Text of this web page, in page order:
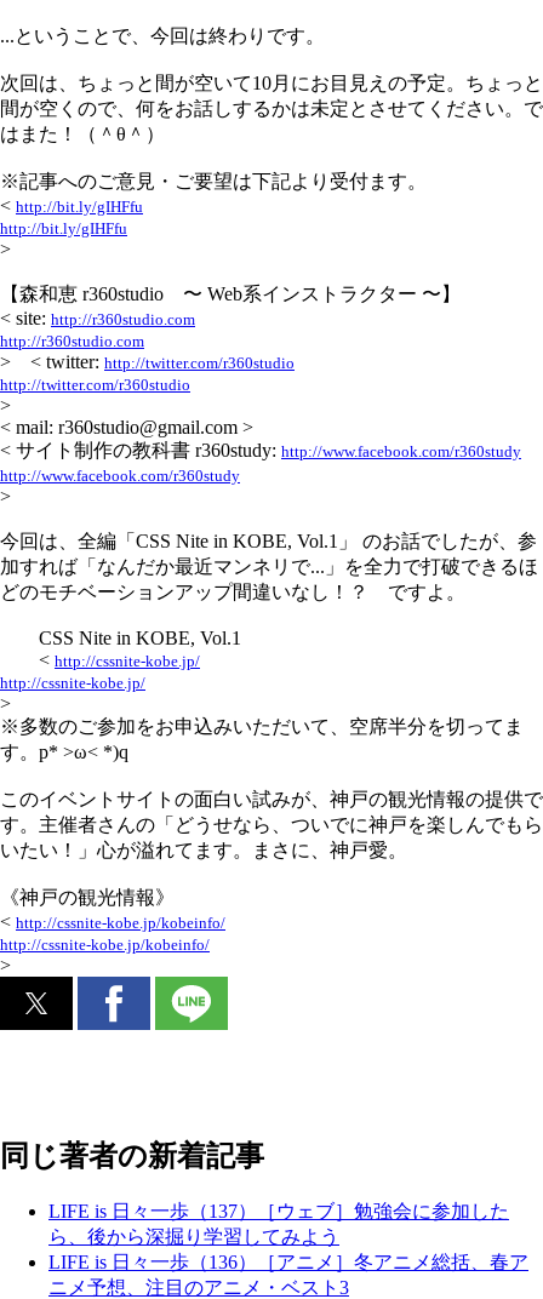
...ということで、今回は終わりです。
次回は、ちょっと間が空いて10月にお目見えの予定。ちょっと
間が空くので、何をお話しするかは未定とさせてください。で
はまた！（＾θ＾）
※記事へのご意見・ご要望は下記より受付ます。
< http://bit.ly/gIHFfu
http://bit.ly/gIHFfu
>
【森和恵 r360studio 〜 Web系インストラクター 〜】
< site: http://r360studio.com
http://r360studio.com
> < twitter: http://twitter.com/r360studio
http://twitter.com/r360studio
>
< mail: r360studio@gmail.com >
< サイト制作の教科書 r360study: http://www.facebook.com/r360study
http://www.facebook.com/r360study
>
今回は、全編「CSS Nite in KOBE, Vol.1」 のお話でしたが、参
加すれば「なんだか最近マンネリで...」を全力で打破できるほ
どのモチベーションアップ間違いなし！？ ですよ。
CSS Nite in KOBE, Vol.1
< http://cssnite-kobe.jp/
http://cssnite-kobe.jp/
>
※多数のご参加をお申込みいただいて、空席半分を切ってま
す。p* >ω< *)q
このイベントサイトの面白い試みが、神戸の観光情報の提供で
す。主催者さんの「どうせなら、ついでに神戸を楽しんでもら
いたい！」心が溢れてます。まさに、神戸愛。
《神戸の観光情報》
< http://cssnite-kobe.jp/kobeinfo/
http://cssnite-kobe.jp/kobeinfo/
>
同じ著者の新着記事
LIFE is 日々一歩（137）［ウェブ］勉強会に参加した
ら、後から深掘り学習してみよう
LIFE is 日々一歩（136）［アニメ］冬アニメ総括、春ア
ニメ予想、注目のアニメ・ベスト3